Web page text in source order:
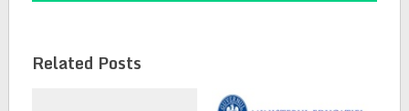
Related Posts